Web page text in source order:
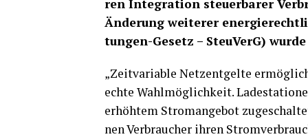
ren Inte­gra­ti­on steu­er­ba­rer
Ände­rung wei­te­rer
tun­gen-Gesetz – Steu­VerG)
„Zeit­va­ria­ble Netz­ent­gel­te
ech­te Wahl­mög­lich­keit.
erhöh­tem Strom­an­ge­bot
nen Ver­brau­cher ihren